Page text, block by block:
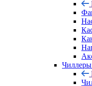
Чиллеры